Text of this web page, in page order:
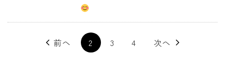
前へ 2 3 4 次へ